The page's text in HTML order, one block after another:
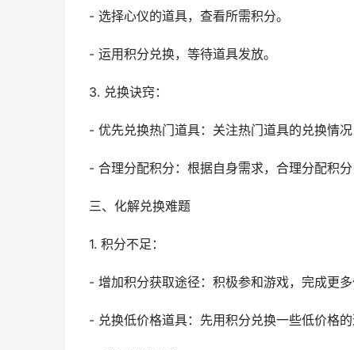
- 选择心仪的道具，查看所需积分。
- 运用积分兑换，等待道具发放。
3. 兑换诀窍：
- 优先兑换热门道具：关注热门道具的兑换情况
- 合理分配积分：根据自身需求，合理分配积分
三、化解兑换难题
1. 积分不足：
- 增加积分获取途径：积极参和游戏，完成更多
- 兑换低价格道具：先用积分兑换一些低价格的